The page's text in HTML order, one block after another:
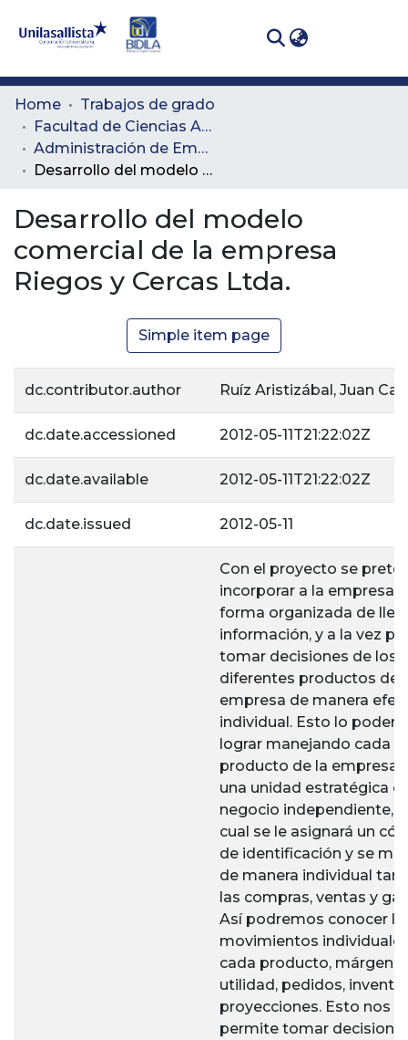
Communities
& Collections
All of DSpace
Statistics
Home
Trabajos de grado
Facultad de Ciencias Administrativas y Agropecuarias
Administración de Empresas Agropecuarias
Desarrollo del modelo comercial de la empresa Riegos y Cercas Ltda.
Desarrollo del modelo
comercial de la empresa
Riegos y Cercas Ltda.
Simple item page
dc.contributor.author Ruíz Aristizábal, Juan
dc.date.accessioned 2012-05-11T21:22:02Z
dc.date.available 2012-05-11T21:22:02Z
dc.date.issued 2012-05-11
Con el proyecto se
incorporar a la empresa
forma organizada de
información, y a la vez
tomar decisiones de los
diferentes productos de
empresa de manera
individual. Esto lo
lograr manejando cada
producto de la empresa
una unidad estratégica
negocio independiente,
cual se le asignará un
de identificación y se
de manera individual
las compras, ventas y
Así podremos conocer
movimientos
cada producto,
utilidad, pedidos,
proyecciones. Esto nos
permite tomar